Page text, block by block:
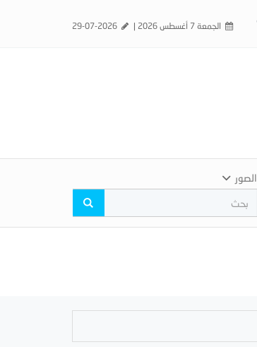
الجمعة 7 أغسطس 2026 |
الصور